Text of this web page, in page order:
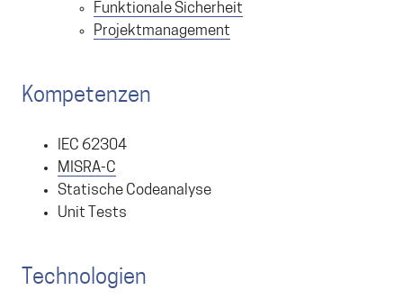
Funktionale Sicherheit
Projektmanagement
Kompetenzen
IEC 62304
MISRA-C
Statische Codeanalyse
Unit Tests
Technologien